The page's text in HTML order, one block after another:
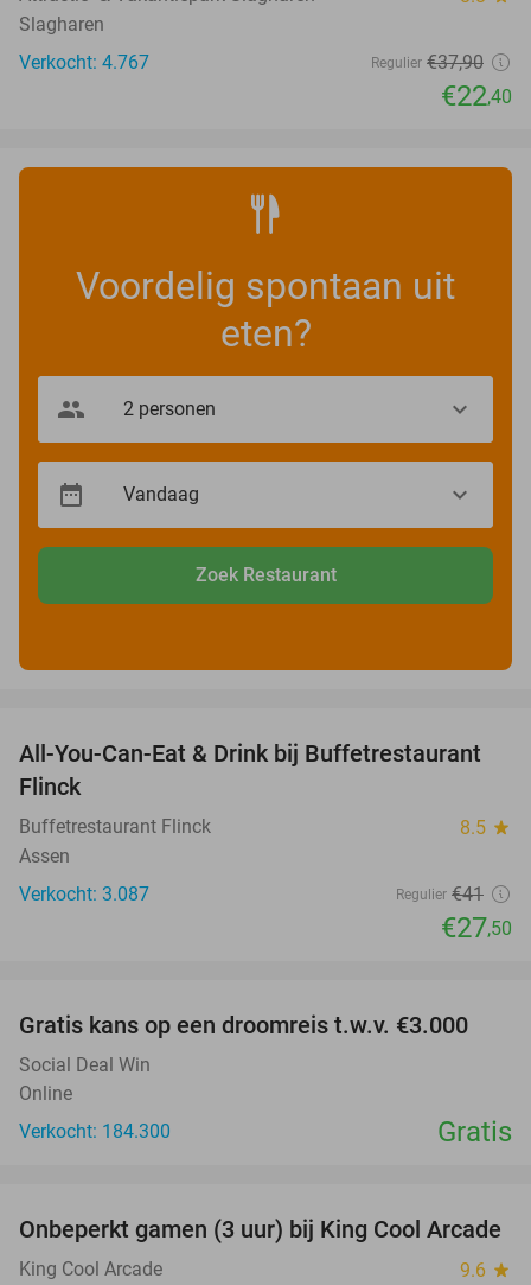
Slagharen
Verkocht: 4.767
Regulier €37,90
€22,40
Voordelig spontaan uit
eten?
Zoek Restaurant
33%
All-You-Can-Eat & Drink bij Buffetrestaurant
Flinck
Buffetrestaurant Flinck 8.5 star
Assen
Verkocht: 3.087
Regulier €41
€27,50
Gratis kans op een droomreis t.w.v. €3.000
Social Deal Win
Online
Verkocht: 184.300
Gratis
34%
Onbeperkt gamen (3 uur) bij King Cool Arcade
King Cool Arcade 9.6 star